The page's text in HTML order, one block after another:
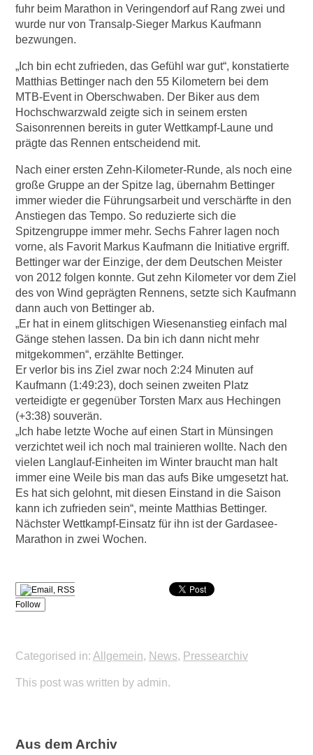
fuhr beim Marathon in Veringendorf auf Rang zwei und
wurde nur von Transalp-Sieger Markus Kaufmann
bezwungen.
„Ich bin echt zufrieden, das Gefühl war gut“, konstatierte
Matthias Bettinger nach den 55 Kilometern bei dem
MTB-Event in Oberschwaben. Der Biker aus dem
Hochschwarzwald zeigte sich in seinem ersten
Saisonrennen bereits in guter Wettkampf-Laune und
prägte das Rennen entscheidend mit.
Nach einer ersten Zehn-Kilometer-Runde, als noch eine
große Gruppe an der Spitze lag, übernahm Bettinger
immer wieder die Führungsarbeit und verschärfte in den
Anstiegen das Tempo. So reduzierte sich die
Spitzengruppe immer mehr. Sechs Fahrer lagen noch
vorne, als Favorit Markus Kaufmann die Initiative ergriff.
Bettinger war der Einzige, der dem Deutschen Meister
von 2012 folgen konnte. Gut zehn Kilometer vor dem Ziel
des von Wind geprägten Rennens, setzte sich Kaufmann
dann auch von Bettinger ab.
„Er hat in einem glitschigen Wiesenanstieg einfach mal
Gänge stehen lassen. Da bin ich dann nicht mehr
mitgekommen“, erzählte Bettinger.
Er verlor bis ins Ziel zwar noch 2:24 Minuten auf
Kaufmann (1:49:23), doch seinen zweiten Platz
verteidigte er gegenüber Torsten Marx aus Hechingen
(+3:38) souverän.
„Ich habe letzte Woche auf einen Start in Münsingen
verzichtet weil ich noch mal trainieren wollte. Nach den
vielen Langlauf-Einheiten im Winter braucht man halt
immer eine Weile bis man das aufs Bike umgesetzt hat.
Es hat sich gelohnt, mit diesen Einstand in die Saison
kann ich zufrieden sein“, meinte Matthias Bettinger.
Nächster Wettkampf-Einsatz für ihn ist der Gardasee-
Marathon in zwei Wochen.
Follow
Categorised in: Allgemein, News, Pressearchiv
This post was written by admin.
Aus dem Archiv